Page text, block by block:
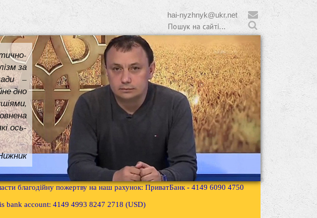
hai-nyzhnyk@ukr.net
за
–
дно
ось-
благодійну пожертву на наш рахунок: ПриватБанк - 4149 6090 4750
bank account: 4149 4993 8247 2718 (USD)